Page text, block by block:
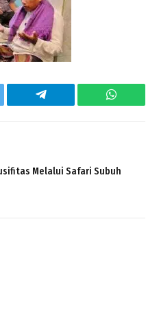
Telegram
Melalui Safari Subuh